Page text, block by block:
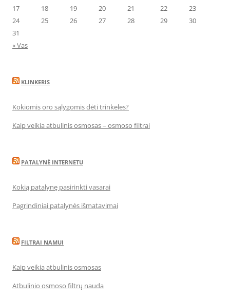
17
18 19 20 21 22
23
24
25 26 27 28 29
30
31
« Vas
KLINKERIS
Kokiomis oro sąlygomis dėti trinkeles?
Kaip veikia atbulinis osmosas – osmoso filtrai
PATALYNĖ INTERNETU
Kokią patalynę pasirinkti vasarai
Pagrindiniai patalynės išmatavimai
FILTRAI NAMUI
Kaip veikia atbulinis osmosas
Atbulinio osmoso filtrų nauda